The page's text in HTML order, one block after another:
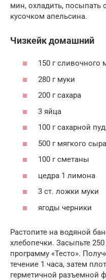
мин, охладить, посыпать
кусочком апельсина.
Чизкейк домашний
150 г сливочного
280 г муки
200 г сахара
3 яйца
100 г сахарной
500 г мягкого сыра
100 г сметаны
цедра 1 лимона
3 ст. ложки муки
ягоды черники
Растопите на водяной
хлебопечки. Засыпьте
программу «Тесто».
течение 1 часа, затем
герметичной разъемной